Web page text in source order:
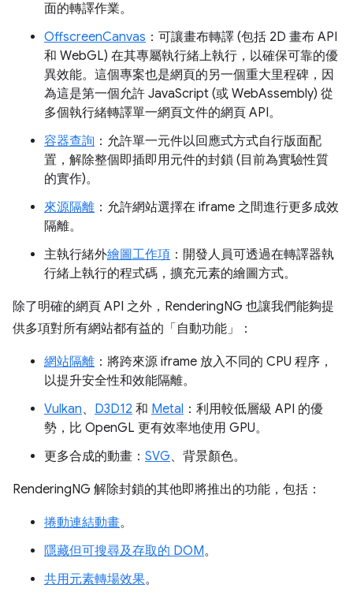
面的轉譯作業。
OffscreenCanvas ：可讓畫布轉譯 (包括 2D 畫布 API
和 WebGL) 在其專屬執行緒上執行，以確保可靠的優
異效能。這個專案也是網頁的另一個重大里程碑，因
為這是第一個允許 JavaScript (或 WebAssembly) 從
多個執行緒轉譯單一網頁文件的網頁 API。
容器查詢 ：允許單一元件以回應式方式自行版面配
置，解除整個即插即用元件的封鎖 (目前為實驗性質
的實作)。
來源隔離 ：允許網站選擇在 iframe 之間進行更多成效
隔離。
主執行緒外繪圖工作項 ：開發人員可透過在轉譯器執
行緒上執行的程式碼，擴充元素的繪圖方式。
除了明確的網頁 API 之外，RenderingNG 也讓我們能夠提
供多項對所有網站都有益的「自動功能」：
網站隔離 ：將跨來源 iframe 放入不同的 CPU 程序，
以提升安全性和效能隔離。
Vulkan、 D3D12 和 Metal ：利用較低層級 API 的優
勢，比 OpenGL 更有效率地使用 GPU。
更多合成的動畫： SVG、背景顏色。
RenderingNG 解除封鎖的其他即將推出的功能，包括：
捲動連結動畫。
隱藏但可搜尋及存取的 DOM。
共用元素轉場效果。